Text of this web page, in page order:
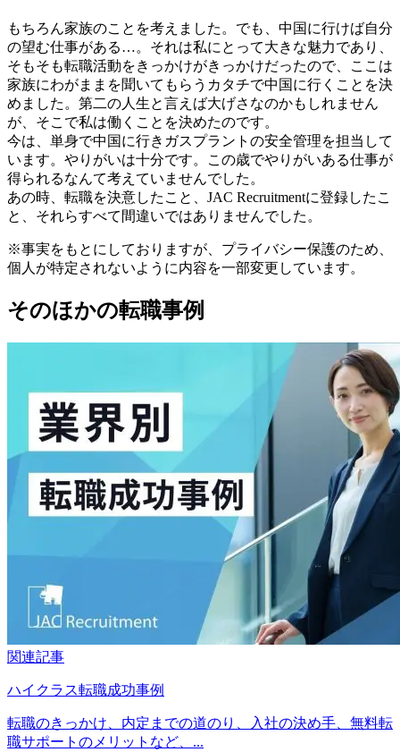
もちろん家族のことを考えました。でも、中国に行けば自分
の望む仕事がある…。それは私にとって大きな魅力であり、
そもそも転職活動をきっかけがきっかけだったので、ここは
家族にわがままを聞いてもらうカタチで中国に行くことを決
めました。第二の人生と言えば大げさなのかもしれません
が、そこで私は働くことを決めたのです。
今は、単身で中国に行きガスプラントの安全管理を担当して
います。やりがいは十分です。この歳でやりがいある仕事が
得られるなんて考えていませんでした。
あの時、転職を決意したこと、JAC Recruitmentに登録したこ
と、それらすべて間違いではありませんでした。
※事実をもとにしておりますが、プライバシー保護のため、
個人が特定されないように内容を一部変更しています。
そのほかの転職事例
関連記事
ハイクラス転職成功事例
転職のきっかけ、内定までの道のり、入社の決め手、無料転
職サポートのメリットなど、...